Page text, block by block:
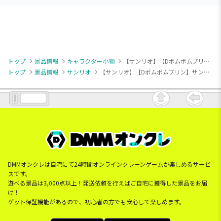
トップ 景品情報 キャラクター小物
【サンリオ】【Dポムポムプリン】サンリオキャラクターズ クロミをお祝い！マスコット
トップ
景品情報 サンリオ 【サンリオ】【Dポムポムプリン】サンリオキャラクターズ クロミをお祝い！マスコット
DMMオンクレは自宅にて24時間オンラインクレーンゲームが楽しめるサービ
スです。
遊べる景品は3,000点以上！発送依頼を行えばご自宅に獲得した景品をお届
け！
ゲット保証機能があるので、初心者の方でも安心して楽しめます。